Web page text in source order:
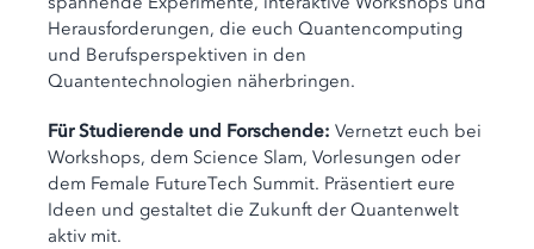
Herausforderungen, die euch Quantencomputing
und Berufsperspektiven in den
Quantentechnologien näherbringen.
Für Studierende und Forschende: Vernetzt euch bei
Workshops, dem Science Slam, Vorlesungen oder
dem Female FutureTech Summit. Präsentiert eure
Ideen und gestaltet die Zukunft der Quantenwelt
aktiv mit.